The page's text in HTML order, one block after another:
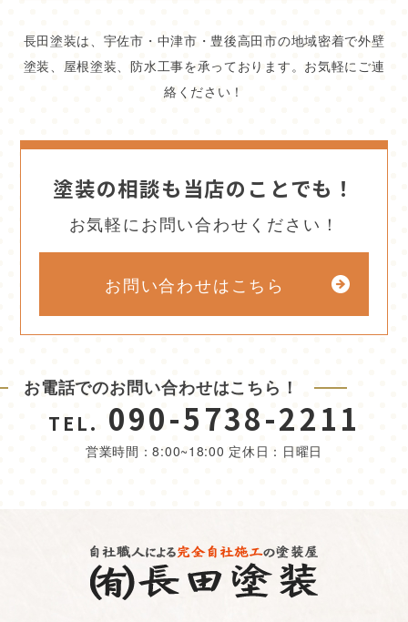
長田塗装は、宇佐市・中津市・豊後高田市の地域密着で外壁
塗装、屋根塗装、防水工事を承っております。お気軽にご連
絡ください！
塗装の相談も当店のことでも！
お気軽にお問い合わせください！
お問い合わせはこちら
お電話でのお問い合わせはこちら！
TEL. 090-5738-2211
営業時間：8:00~18:00 定休日：日曜日